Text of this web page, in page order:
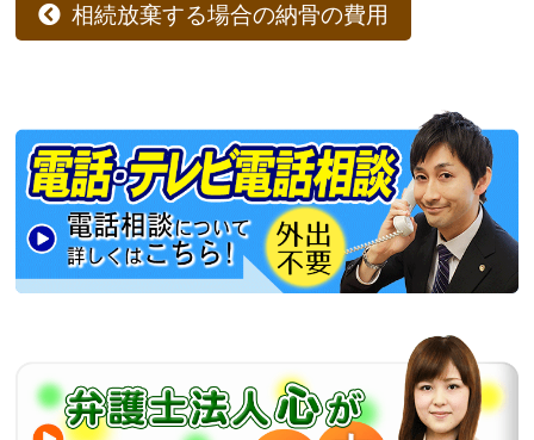
相続放棄する場合の納骨の費用